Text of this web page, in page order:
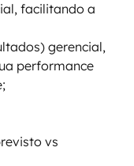
facilitando a
gerencial,
performance
vs